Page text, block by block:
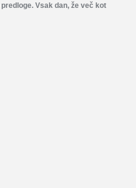
Vsak dan, že več kot